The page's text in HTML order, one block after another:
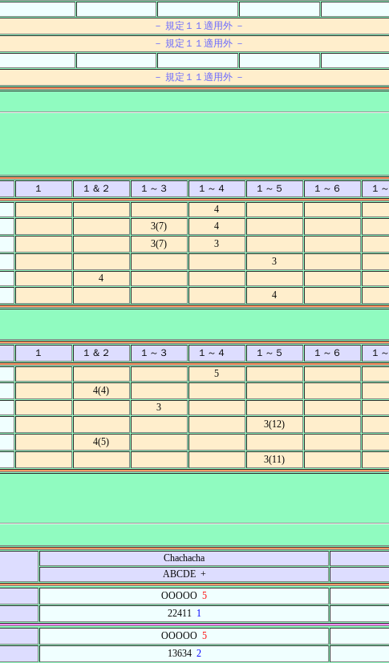
－ 規定１１適用外 －
－ 規定１１適用外 －
－ 規定１１適用外 －
１ １＆２ １～３ １～４ １～５ １～６ １
4
3(7) 4
3(7) 3
3
4
4
１ １＆２ １～３ １～４ １～５ １～６ １
5
4(4)
3
3(12)
4(5)
3(11)
Chachacha
ABCDE +
OOOOO 5
224111
OOOOO 5
136342